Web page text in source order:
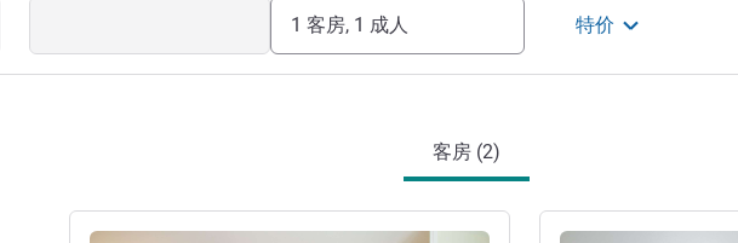
1 客房, 1 成人 特价
客房 (2)